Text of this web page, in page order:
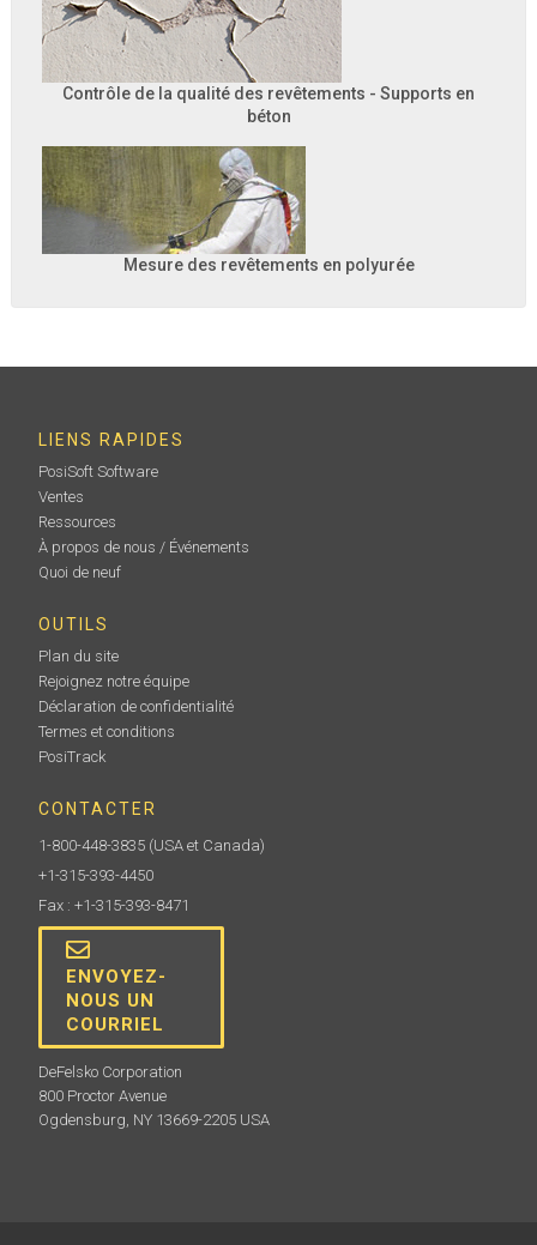
Contrôle de la qualité des revêtements - Supports en
béton
Mesure des revêtements en polyurée
LIENS RAPIDES
PosiSoft Software
Ventes
Ressources
À propos de nous / Événements
Quoi de neuf
OUTILS
Plan du site
Rejoignez notre équipe
Déclaration de confidentialité
Termes et conditions
PosiTrack
CONTACTER
1-800-448-3835 (USA et Canada)
+1-315-393-4450
Fax : +1-315-393-8471
ENVOYEZ-
NOUS UN
COURRIEL
DeFelsko Corporation
800 Proctor Avenue
Ogdensburg, NY 13669-2205 USA